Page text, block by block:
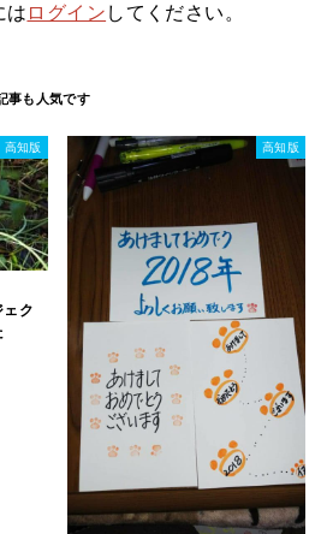
は ログイン してください。
高知版
ク
高知版